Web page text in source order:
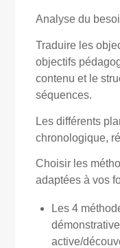
Analyse du
Traduire les
objectifs
contenu et le
séquences.
Les différents
chronologique,
Choisir les
adaptées à vos
Les 4
active/